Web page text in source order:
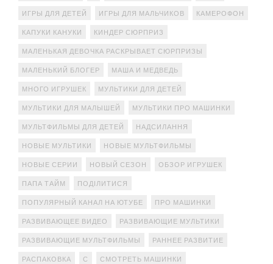
ИГРЫ ДЛЯ ДЕТЕЙ ИГРЫ ДЛЯ МАЛЬЧИКОВ КАМЕРОФОН
КАПУКИ КАНУКИ КИНДЕР СЮРПРИЗ
МАЛЕНЬКАЯ ДЕВОЧКА РАСКРЫВАЕТ СЮРПРИЗЫ
МАЛЕНЬКИЙ БЛОГЕР МАША И МЕДВЕДЬ
МНОГО ИГРУШЕК МУЛЬТИКИ ДЛЯ ДЕТЕЙ
МУЛЬТИКИ ДЛЯ МАЛЫШЕЙ МУЛЬТИКИ ПРО МАШИНКИ
МУЛЬТФИЛЬМЫ ДЛЯ ДЕТЕЙ НАДСИЛАННЯ
НОВЫЕ МУЛЬТИКИ НОВЫЕ МУЛЬТФИЛЬМЫ
НОВЫЕ СЕРИИ НОВЫЙ СЕЗОН ОБЗОР ИГРУШЕК
ПАПА ТАЙМ ПОДІЛИТИСЯ
ПОПУЛЯРНЫЙ КАНАЛ НА ЮТУБЕ ПРО МАШИНКИ
РАЗВИВАЮЩЕЕ ВИДЕО РАЗВИВАЮЩИЕ МУЛЬТИКИ
РАЗВИВАЮЩИЕ МУЛЬТФИЛЬМЫ РАННЕЕ РАЗВИТИЕ
РАСПАКОВКА С СМОТРЕТЬ МАШИНКИ